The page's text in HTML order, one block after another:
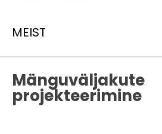
MEIST
Mänguväljakute
projekteerimine